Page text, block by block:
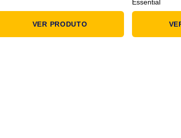
VER PRODUTO
Essential